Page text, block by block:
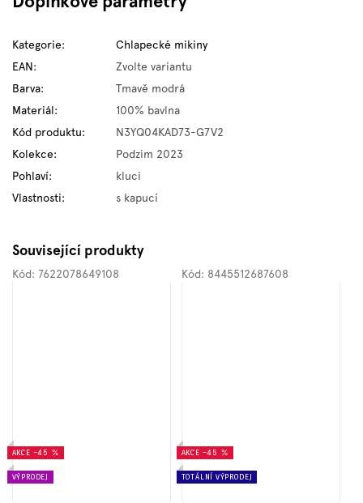
Kategorie:
Chlapecké mikiny
EAN:
Zvolte variantu
Barva:
Tmavě modrá
Materiál:
100% bavlna
Kód produktu:
N3YQ04KAD73-G7V2
Kolekce:
Podzim 2023
Pohlaví:
kluci
Vlastnosti: s kapucí
Související produkty
AKCE –45 %
VÝPRODEJ
Kód: 7622078649108
AKCE –45 %
TOTÁLNÍ VÝPRODEJ
Kód: 8445512687608